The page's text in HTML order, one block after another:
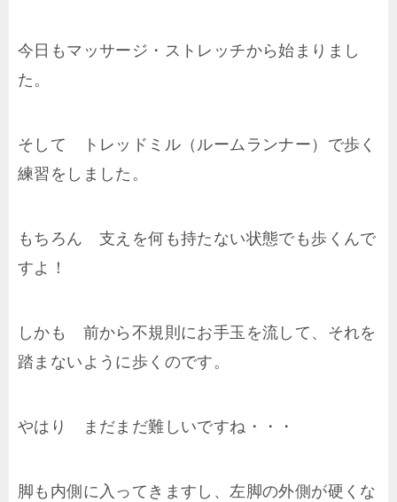
今日もマッサージ・ストレッチから始まりまし
た。
そして トレッドミル（ルームランナー）で歩く
練習をしました。
もちろん 支えを何も持たない状態でも歩くんで
すよ！
しかも 前から不規則にお手玉を流して、それを
踏まないように歩くのです。
やはり まだまだ難しいですね・・・
脚も内側に入ってきますし、左脚の外側が硬くな